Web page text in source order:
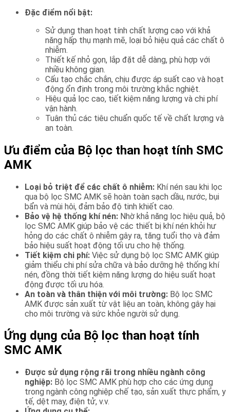
Đặc điểm nổi bật:
Sử dụng than hoạt tính chất lượng cao với khả
năng hấp thụ mạnh mẽ, loại bỏ hiệu quả các chất ô
nhiễm.
Thiết kế nhỏ gọn, lắp đặt dễ dàng, phù hợp với
nhiều không gian.
Cấu tạo chắc chắn, chịu được áp suất cao và hoạt
động ổn định trong môi trường khắc nghiệt.
Hiệu quả lọc cao, tiết kiệm năng lượng và chi phí
vận hành.
Tuân thủ các tiêu chuẩn quốc tế về chất lượng và
an toàn.
Ưu điểm của Bộ lọc than hoạt tính SMC
AMK
Loại bỏ triệt để các chất ô nhiễm: Khí nén sau khi lọc
qua bộ lọc SMC AMK sẽ hoàn toàn sạch dầu, nước, bụi
bẩn và mùi hôi, đảm bảo độ tinh khiết cao.
Bảo vệ hệ thống khí nén: Nhờ khả năng lọc hiệu quả, bộ
lọc SMC AMK giúp bảo vệ các thiết bị khí nén khỏi hư
hỏng do các chất ô nhiễm gây ra, tăng tuổi thọ và đảm
bảo hiệu suất hoạt động tối ưu cho hệ thống.
Tiết kiệm chi phí: Việc sử dụng bộ lọc SMC AMK giúp
giảm thiểu chi phí sửa chữa và bảo dưỡng hệ thống khí
nén, đồng thời tiết kiệm năng lượng do hiệu suất hoạt
động được tối ưu hóa.
An toàn và thân thiện với môi trường: Bộ lọc SMC
AMK được sản xuất từ vật liệu an toàn, không gây hại
cho môi trường và sức khỏe người sử dụng.
Ứng dụng của Bộ lọc than hoạt tính
SMC AMK
Được sử dụng rộng rãi trong nhiều ngành công
nghiệp: Bộ lọc SMC AMK phù hợp cho các ứng dụng
trong ngành công nghiệp chế tạo, sản xuất thực phẩm, y
tế, dệt may, điện tử, v.v.